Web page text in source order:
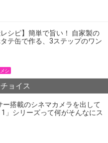
レシピ】簡単で旨い！ 自家製の
テ缶で作る、3ステップのワン
シ
ョイス
ー搭載のシネマカメラを出して
1」シリーズって何がそんなにス